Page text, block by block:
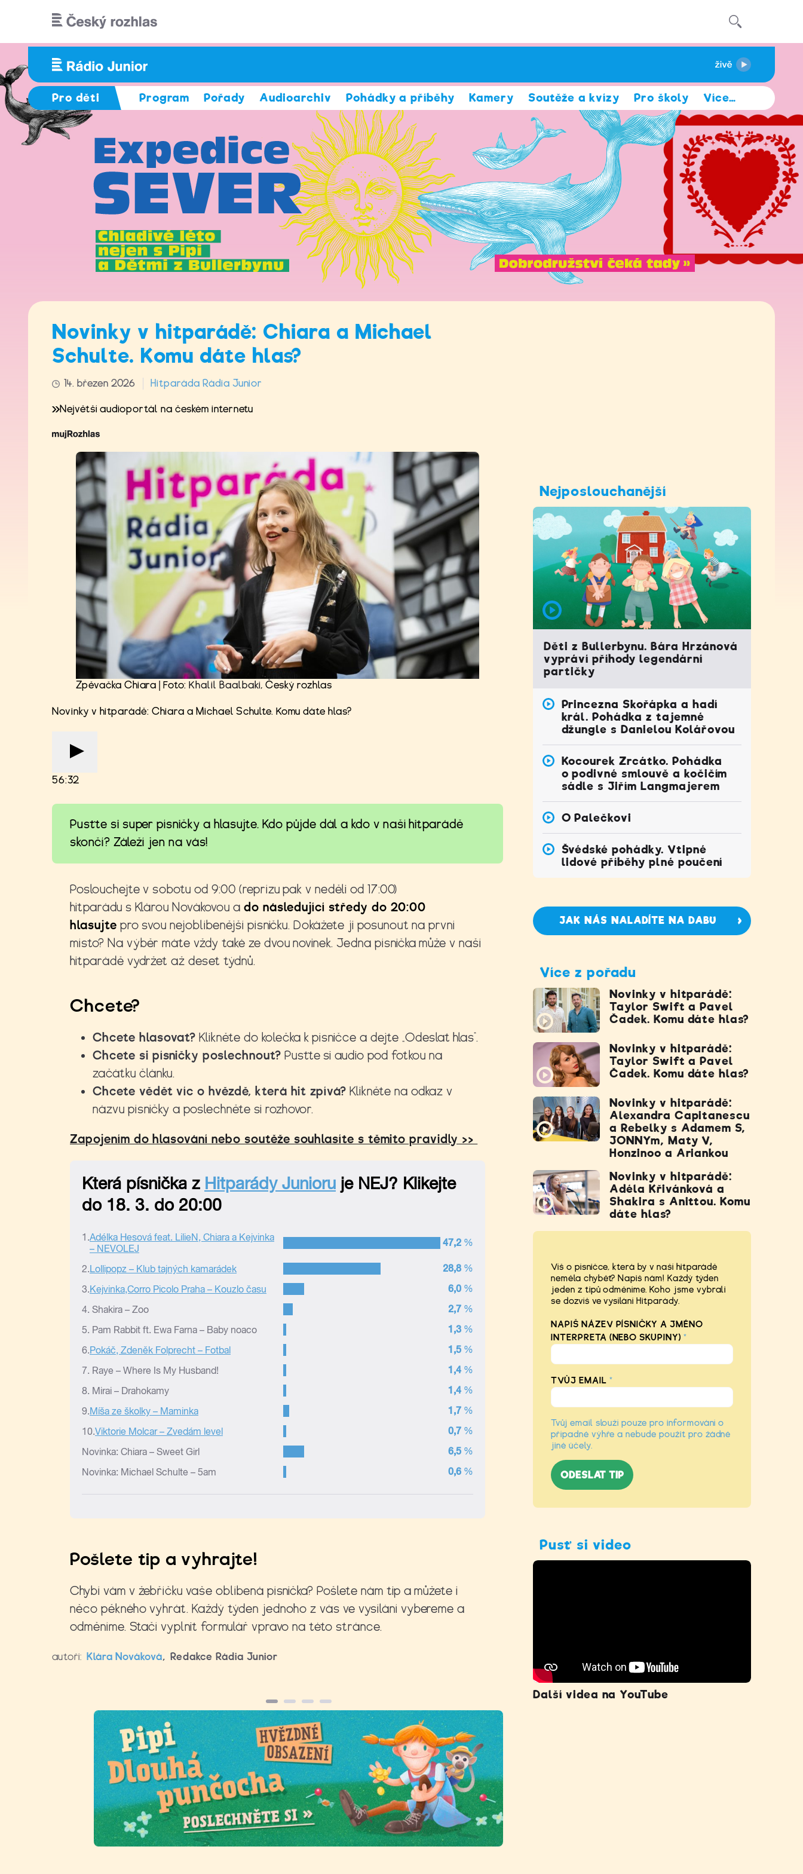
Pro děti Program Pořady Audioarchiv Pohádky a příběhy Kamery Soutěže a kvízy Pro školy Více…
Novinky v hitparádě: Chiara a Michael
Schulte. Komu dáte hlas?
14. březen 2026 Hitparáda Rádia Junior
Největší audioportál na českém internetu
Zpěvačka Chiara | Foto:Khalil Baalbaki, Český rozhlas
Novinky v hitparádě: Chiara a Michael Schulte. Komu dáte hlas?
56:32
Pusťte si super písničky a hlasujte. Kdo půjde dál a kdo v naší hitparádě
skončí? Záleží jen na vás!
Poslouchejte v sobotu od 9:00 (reprízu pak v neděli od 17:00)
hitparádu s Klárou Novákovou a do následující středy do 20:00
hlasujte pro svou nejoblíbenější písničku. Dokážete ji posunout na první
místo? Na výběr máte vždy také ze dvou novinek. Jedna písnička může v naší
hitparádě vydržet až deset týdnů.
Chcete?
Chcete hlasovat? Klikněte do kolečka k písničce a dejte „Odeslat hlas“.
Chcete si písničky poslechnout? Pusťte si audio pod fotkou na
začátku článku.
Chcete vědět víc o hvězdě, která hit zpívá? Klikněte na odkaz v
názvu písničky a poslechněte si rozhovor.
Zapojením do hlasování nebo soutěže souhlasíte s těmito pravidly >>
Pošlete tip a vyhrajte!
Chybí vám v žebříčku vaše oblíbená písnička? Pošlete nám tip a můžete i
něco pěkného vyhrát. Každý týden jednoho z vás ve vysílání vybereme a
odměníme. Stačí vyplnit formulář vpravo na této stránce.
autoři: Klára Nováková, Redakce Rádia Junior
Nejposlouchanější
Děti z Bullerbynu. Bára Hrzánová
vypráví příhody legendární
partičky
Princezna Skořápka a hadí
král. Pohádka z tajemné
džungle s Danielou Kolářovou
Kocourek Zrcátko. Pohádka
o podivné smlouvě a kočičím
sádle s Jiřím Langmajerem
O Palečkovi
Švédské pohádky. Vtipné
lidové příběhy plné poučení
JAK NÁS NALADÍTE NA DABU
Více z pořadu
Novinky v hitparádě:
Taylor Swift a Pavel
Čadek. Komu dáte hlas?
Novinky v hitparádě:
Taylor Swift a Pavel
Čadek. Komu dáte hlas?
Novinky v hitparádě:
Alexandra Capitanescu
a Rebelky s Adamem S,
JONNYm, Maty V,
Honzinoo a Ariankou
Novinky v hitparádě:
Adéla Křivánková a
Shakira s Anittou. Komu
dáte hlas?
Víš o písničce, která by v naší hitparádě
neměla chybět? Napiš nám! Každý týden
jeden z tipů odměníme. Koho jsme vybrali
se dozvíš ve vysílání Hitparády.
NAPIŠ NÁZEV PÍSNIČKY A JMÉNO
INTERPRETA (NEBO SKUPINY) *
TVŮJ EMAIL *
Tvůj email slouží pouze pro informování o
případné výhře a nebude použit pro žádné
jiné účely.
Pusť si video
Další videa na YouTube